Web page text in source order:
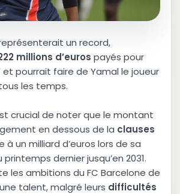
un record,
22 millions d’euros payés pour
et pourrait faire de Yamal le joueur
les temps.
crucial de noter que le montant
en dessous de la clauses
à un milliard d’euros lors de sa
dernier jusqu’en 2031.
les ambitions du FC Barcelone de
talent, malgré leurs difficultés